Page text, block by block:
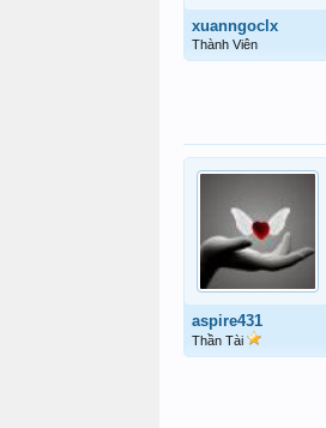
xuanngoclx
Thành Viên
aspire431
Thần Tài